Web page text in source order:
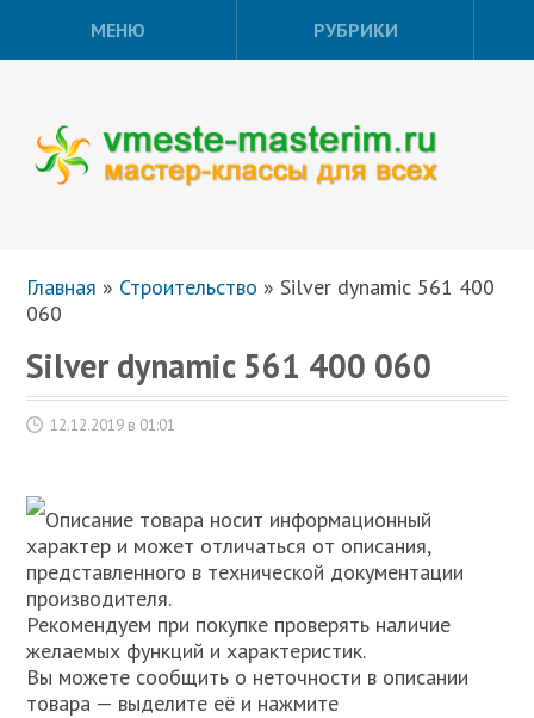
МЕНЮ РУБРИКИ
Главная » Строительство » Silver dynamic 561 400
060
Silver dynamic 561 400 060
12.12.2019 в 01:01
Описание товара носит информационный
характер и может отличаться от описания,
представленного в технической документации
производителя.
Рекомендуем при покупке проверять наличие
желаемых функций и характеристик.
Вы можете сообщить о неточности в описании
товара — выделите её и нажмите